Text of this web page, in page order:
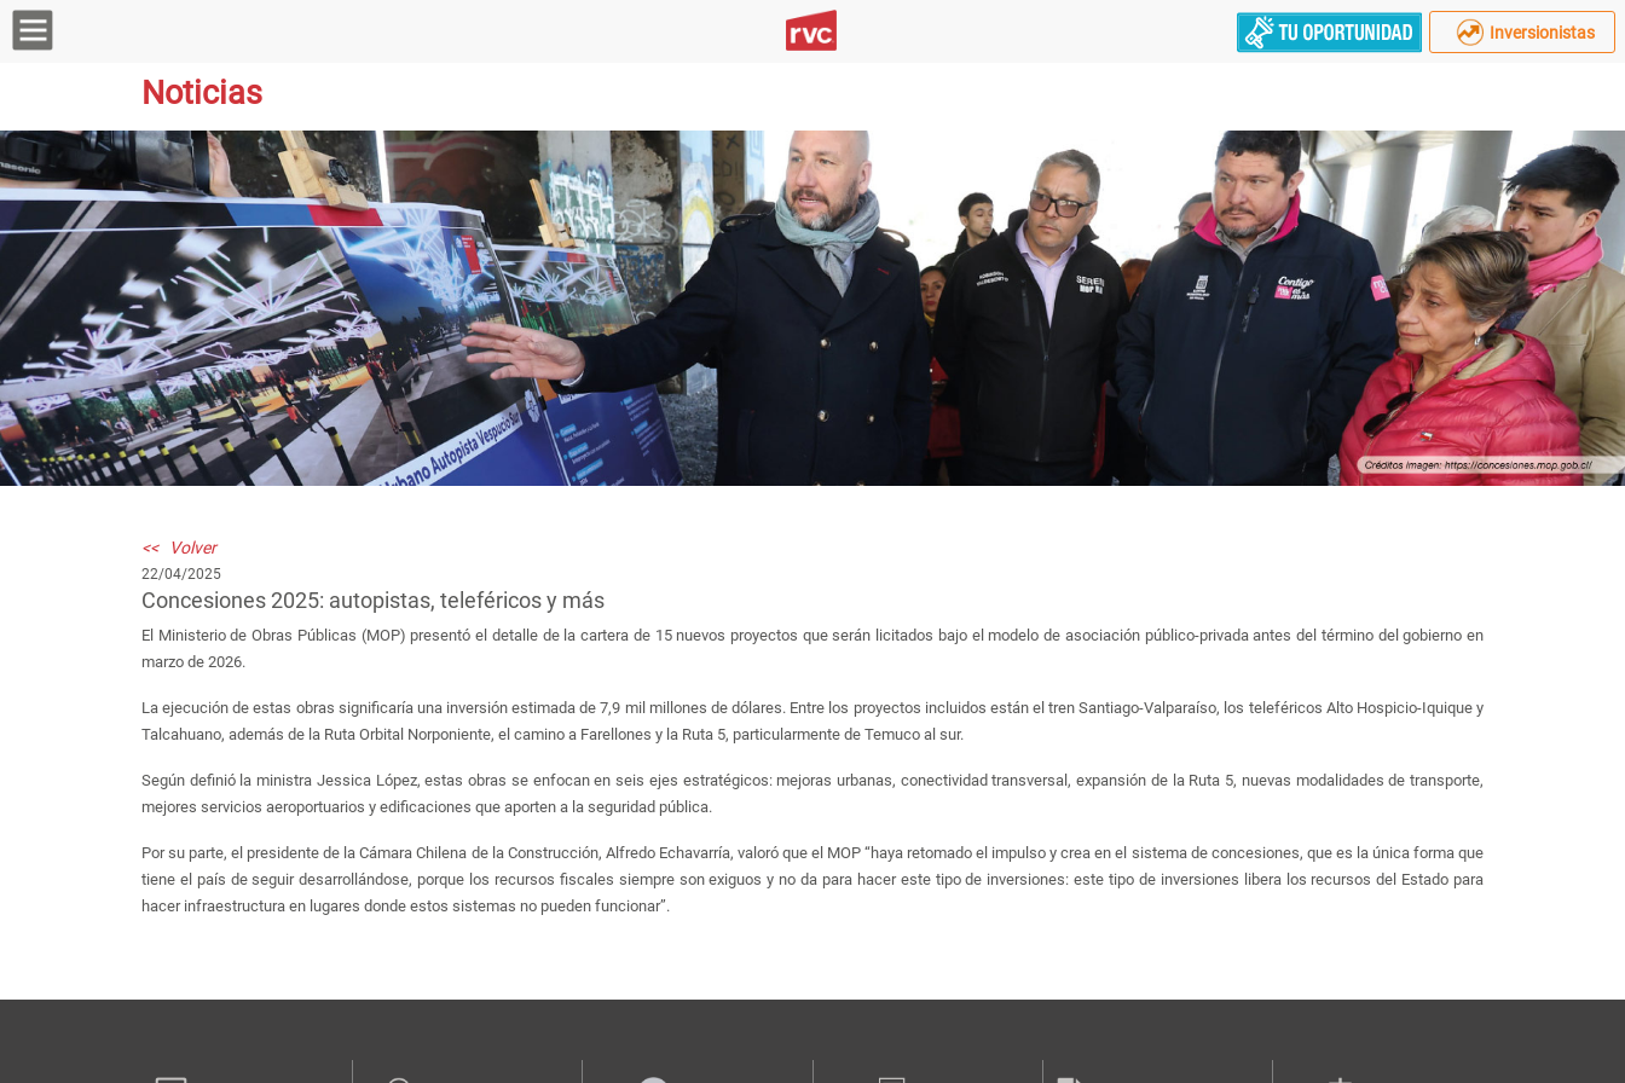
Inversionistas
Noticias
<< Volver
22/04/2025
Concesiones 2025: autopistas, teleféricos y más
El Ministerio de Obras Públicas (MOP) presentó el detalle de la cartera de 15 nuevos proyectos que serán licitados bajo el modelo de asociación público-privada antes del término del gobierno en
marzo de 2026.
La ejecución de estas obras significaría una inversión estimada de 7,9 mil millones de dólares. Entre los proyectos incluidos están el tren Santiago-Valparaíso, los teleféricos Alto Hospicio-Iquique y
Talcahuano, además de la Ruta Orbital Norponiente, el camino a Farellones y la Ruta 5, particularmente de Temuco al sur.
Según definió la ministra Jessica López, estas obras se enfocan en seis ejes estratégicos: mejoras urbanas, conectividad transversal, expansión de la Ruta 5, nuevas modalidades de transporte,
mejores servicios aeroportuarios y edificaciones que aporten a la seguridad pública.
Por su parte, el presidente de la Cámara Chilena de la Construcción, Alfredo Echavarría, valoró que el MOP “haya retomado el impulso y crea en el sistema de concesiones, que es la única forma que
tiene el país de seguir desarrollándose, porque los recursos fiscales siempre son exiguos y no da para hacer este tipo de inversiones: este tipo de inversiones libera los recursos del Estado para
hacer infraestructura en lugares donde estos sistemas no pueden funcionar”.